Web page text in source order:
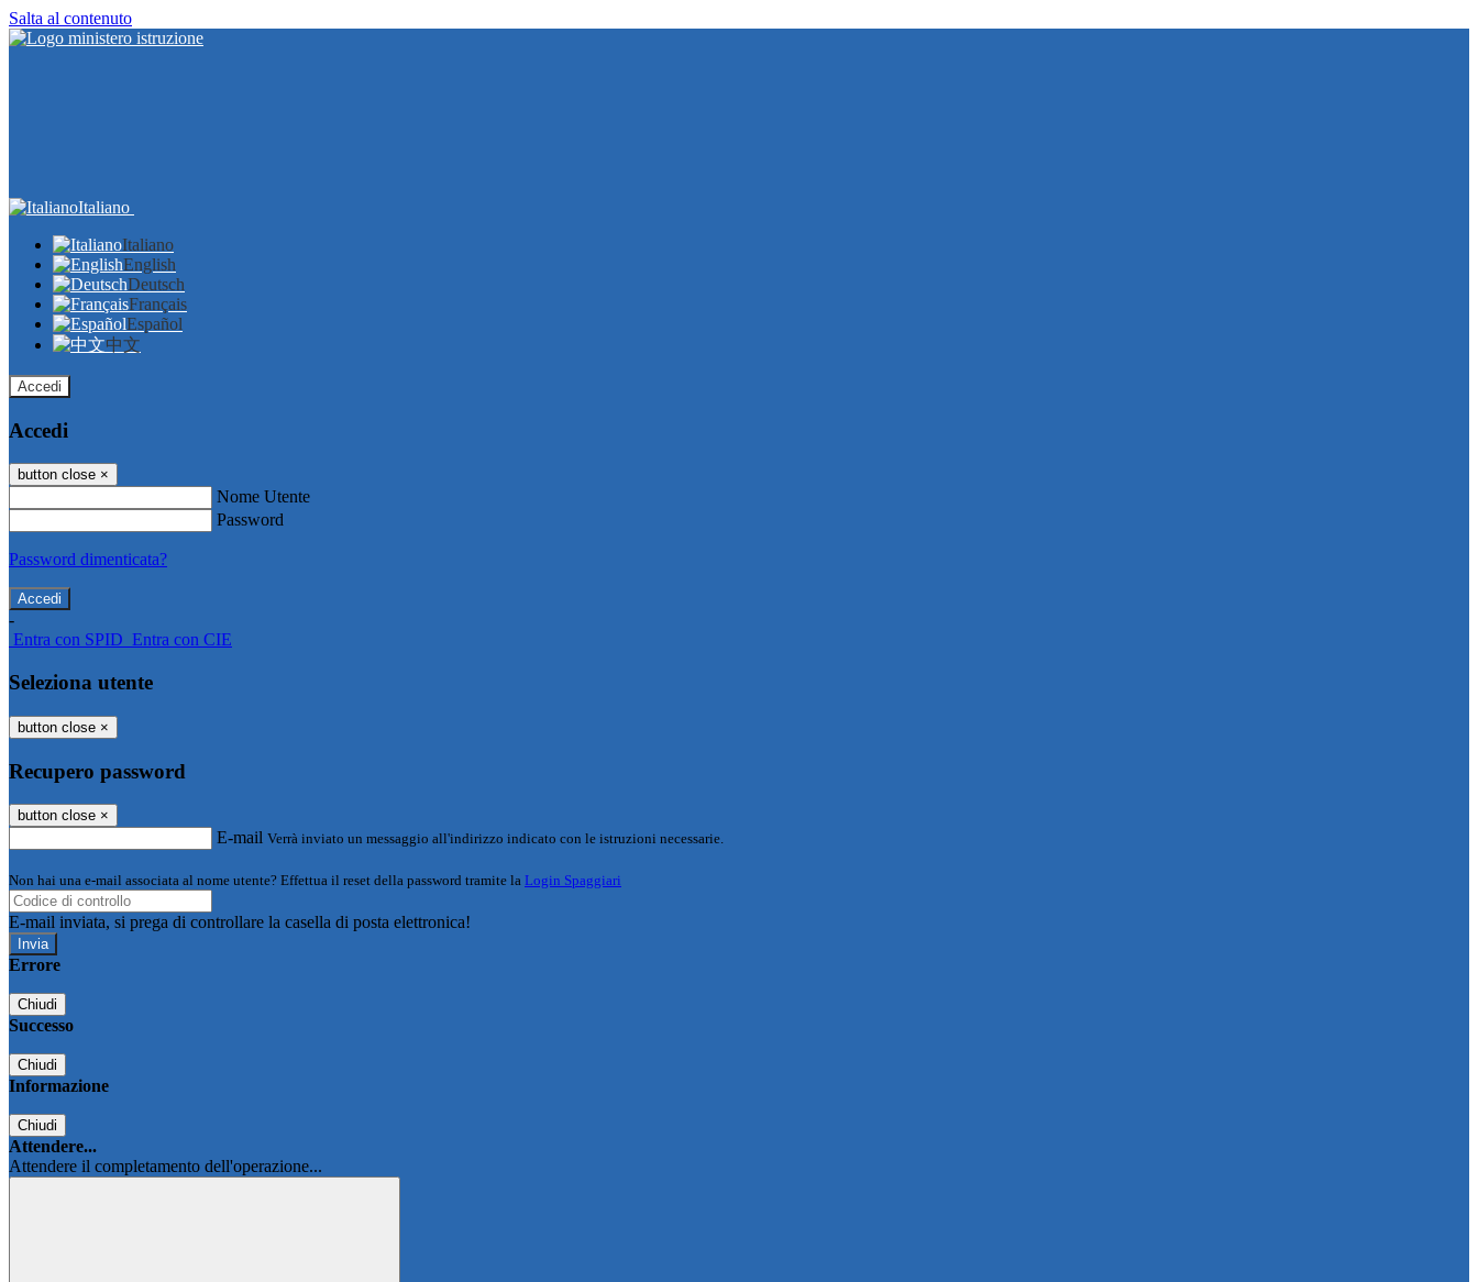
Salta al contenuto
Italiano
Italiano
English
Deutsch
Français
Español
中文
Accedi
Accedi
button close ×
Nome Utente
Password
Password dimenticata?
-
Entra con SPID Entra con CIE
Seleziona utente
button close ×
Recupero password
button close ×
E-mail Verrà inviato un messaggio all'indirizzo indicato con le istruzioni necessarie.
Non hai una e-mail associata al nome utente? Effettua il reset della password tramite la Login Spaggiari
E-mail inviata, si prega di controllare la casella di posta elettronica!
Errore
Chiudi
Successo
Chiudi
Informazione
Chiudi
Attendere...
Attendere il completamento dell'operazione...